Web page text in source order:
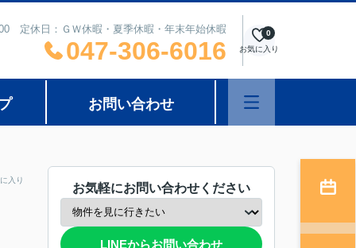
定休日：ＧＷ休暇・夏季休暇・年末年始休暇
047-306-6016 お気に入り
0
お問い合わせ
入り
お気軽にお問い合わせください
LINEからお問い合わせ